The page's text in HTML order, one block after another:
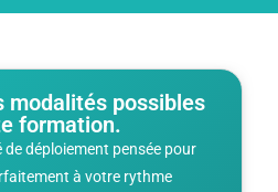
modalités possibles
formation.
de déploiement pensée pour
à votre rythme